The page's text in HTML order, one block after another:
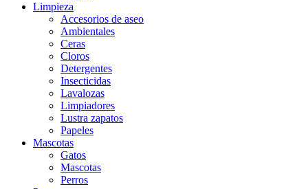
Limpieza
Accesorios de aseo
Ambientales
Ceras
Cloros
Detergentes
Insecticidas
Lavalozas
Limpiadores
Lustra zapatos
Papeles
Mascotas
Gatos
Mascotas
Perros